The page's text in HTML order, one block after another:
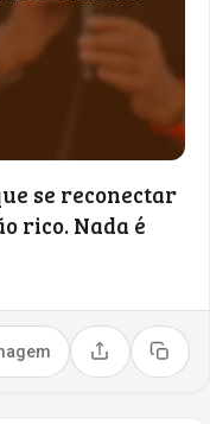
se reconectar
rico. Nada é
Compartilhar
Copiar